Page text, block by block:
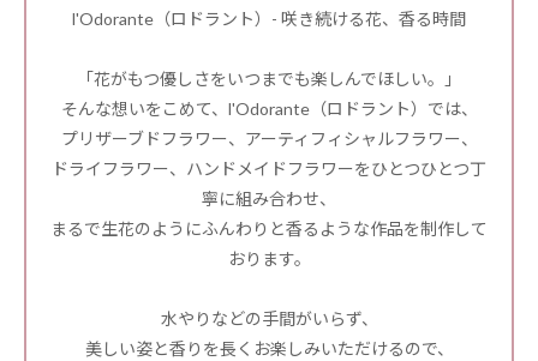
l'Odorante（ロドラント）- 咲き続ける花、香る時間
「花がもつ優しさをいつまでも楽しんでほしい。」
そんな想いをこめて、l'Odorante（ロドラント）では、
プリザーブドフラワー、アーティフィシャルフラワー、
ドライフラワー、ハンドメイドフラワーをひとつひとつ丁
寧に組み合わせ、
まるで生花のようにふんわりと香るような作品を制作して
おります。
水やりなどの手間がいらず、
美しい姿と香りを長くお楽しみいただけるので、